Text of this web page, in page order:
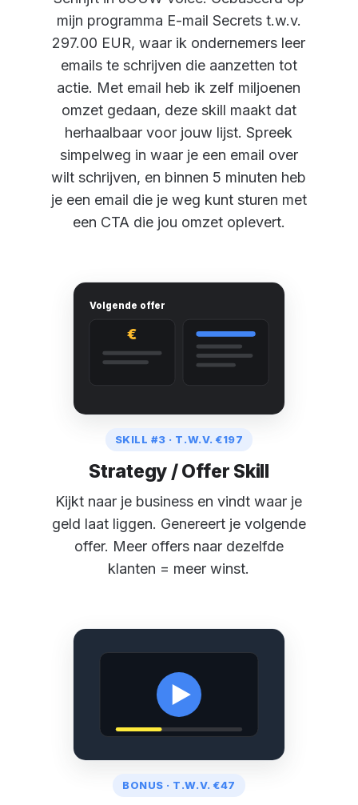
mijn programma E-mail Secrets t.w.v.
297.00 EUR, waar ik ondernemers leer
emails te schrijven die aanzetten tot
actie. Met email heb ik zelf miljoenen
omzet gedaan, deze skill maakt dat
herhaalbaar voor jouw lijst. Spreek
simpelweg in waar je een email over
wilt schrijven, en binnen 5 minuten heb
je een email die je weg kunt sturen met
een CTA die jou omzet oplevert.
Volgende offer
€
SKILL #3 · T.W.V. €197
Strategy / Offer Skill
Kijkt naar je business en vindt waar je
geld laat liggen. Genereert je volgende
offer. Meer offers naar dezelfde
klanten = meer winst.
BONUS · T.W.V. €47